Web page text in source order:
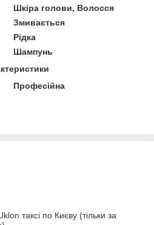
Шкіра голови, Волосся
Змивається
Рідка
Шампунь
Професійна
таксі по Києву (тільки за